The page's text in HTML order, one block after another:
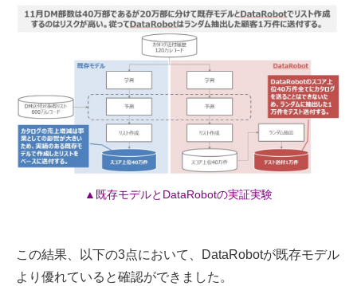
▲既存モデルとDataRobotの実証実験
この結果、以下の3点において、DataRobotが既存モデル
より優れていると確認ができました。